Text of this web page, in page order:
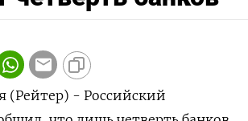
(Рейтер) - Российский